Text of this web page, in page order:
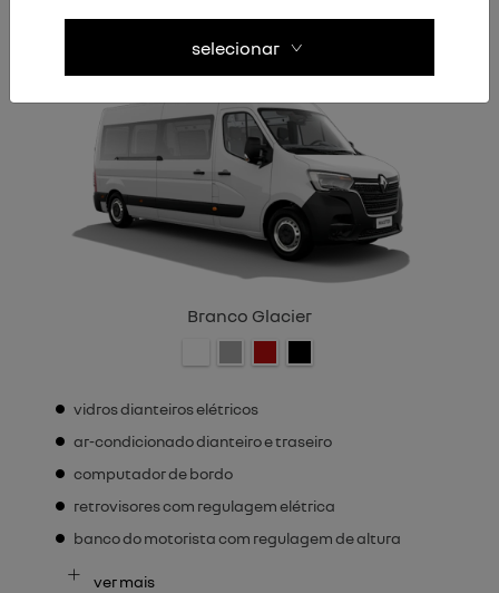
L3H2
Branco Glacier
vidros dianteiros elétricos
ar-condicionado dianteiro e traseiro
computador de bordo
retrovisores com regulagem elétrica
banco do motorista com regulagem de altura
ver mais
selecionar